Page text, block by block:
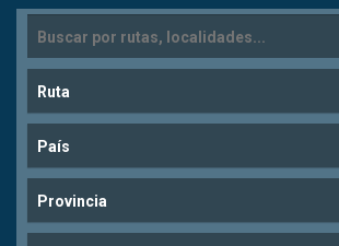
Ruta
País
Provincia